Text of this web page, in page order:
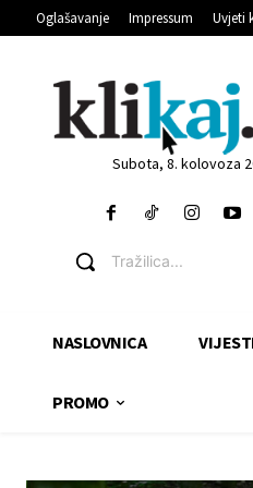
Oglašavanje Impressum Uvjeti
Subota, 8. kolovoza
Tražilica...
NASLOVNICA
PROMO